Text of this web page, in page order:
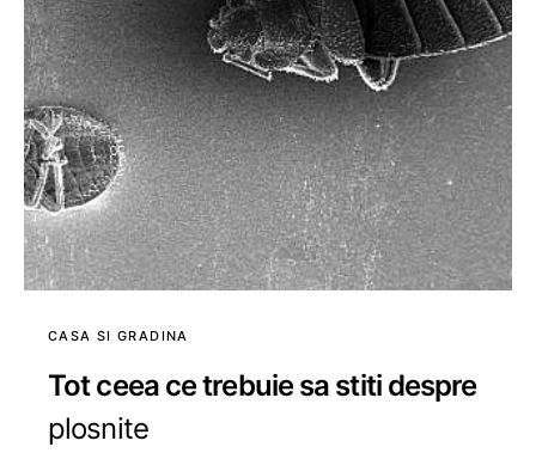
CASA SI GRADINA
Tot ceea ce trebuie sa stiti despre
plosnite